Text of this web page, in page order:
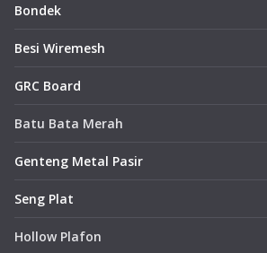
Bondek
Besi Wiremesh
GRC Board
Batu Bata Merah
Genteng Metal Pasir
Seng Plat
Hollow Plafon